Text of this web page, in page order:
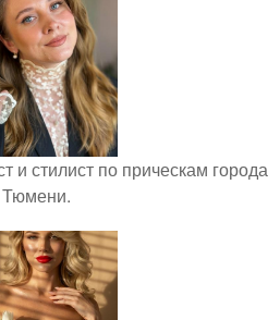
и стилист по прическам города
Тюмени.